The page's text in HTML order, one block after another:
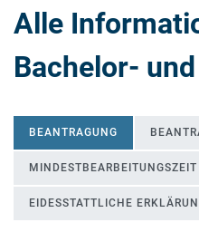
Alle
Bachelor-
BEANTRAGUNG
MINDESTBEARBEITUNGSZEIT
EIDESSTATTLICHE